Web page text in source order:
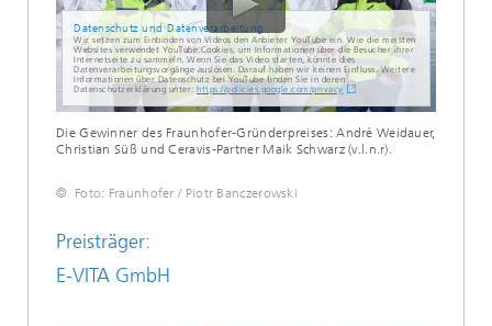
Datenschutz und Datenverarbeitung
Wir setzen zum Einbinden von Videos den Anbieter YouTube ein. Wie die meisten
Websites verwendet YouTube Cookies, um Informationen über die Besucher ihrer
Internetseite zu sammeln. Wenn Sie das Video starten, könnte dies
Datenverarbeitungsvorgänge auslösen. Darauf haben wir keinen Einfluss. Weitere
Informationen über Datenschutz bei YouTube finden Sie in deren
Datenschutzerklärung unter: https://policies.google.com/privacy
Die Gewinner des Fraunhofer-Gründerpreises: André Weidauer,
Christian Süß und Ceravis-Partner Maik Schwarz (v.l.n.r).
© Foto: Fraunhofer / Piotr Banczerowski
Preisträger:
E-VITA GmbH